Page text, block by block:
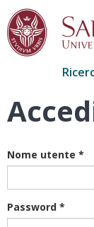
Salta
Nome utente *
Password *